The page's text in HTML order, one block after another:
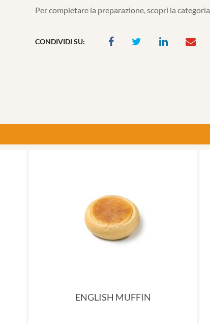
Per completare la preparazione, scopri la categoria
CONDIVIDI SU:
ENGLISH MUFFIN